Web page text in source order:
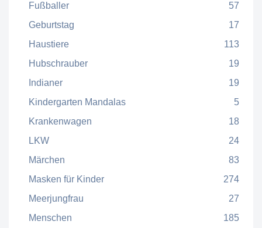
Fußballer
57
Geburtstag
17
Haustiere
113
Hubschrauber
19
Indianer
19
Kindergarten Mandalas
5
Krankenwagen
18
LKW
24
Märchen
83
Masken für Kinder
274
Meerjungfrau
27
Menschen
185